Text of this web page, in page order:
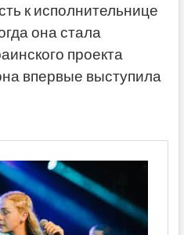
к исполнительнице
она стала
проекта
впервые выступила